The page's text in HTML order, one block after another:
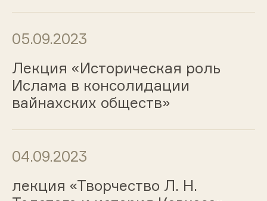
05.09.2023
Лекция «Историческая роль
Ислама в консолидации
вайнахских обществ»
04.09.2023
лекция «Творчество Л. Н.